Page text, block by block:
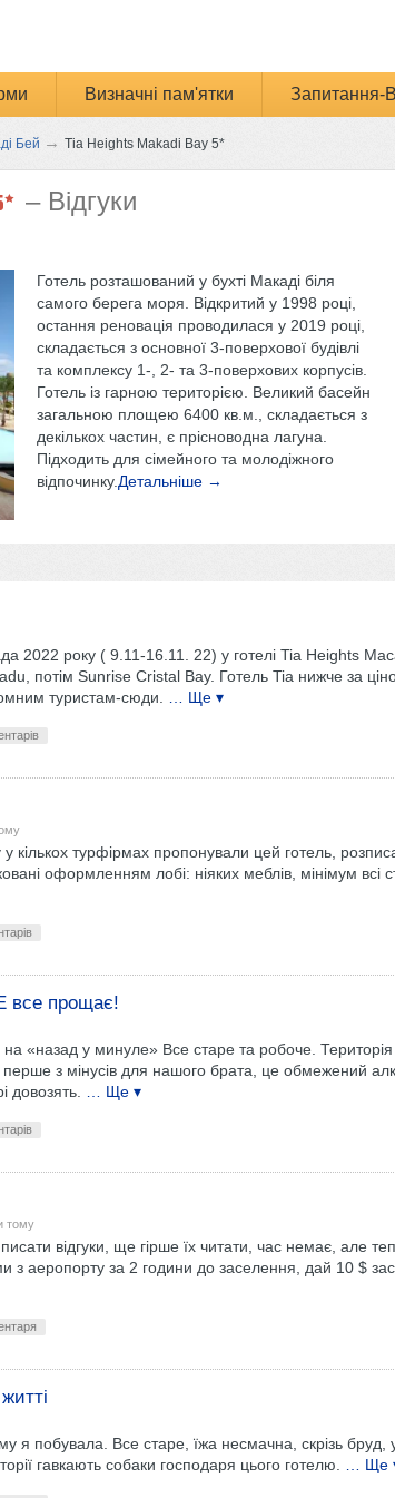
Визначні пам'ятки Запитання-
Бей → Tia Heights Makadi Bay 5*
– Відгуки
Готель розташований у бухті Макаді біля
самого берега моря. Відкритий у 1998 році,
остання реновація проводилася у 2019 році,
складається з основної 3-поверхової будівлі
та комплексу 1-, 2- та 3-поверхових корпусів.
Готель із гарною територією. Великий басейн
загальною площею 6400 кв.м., складається з
декількох частин, є прісноводна лагуна.
Підходить для сімейного та молодіжного
відпочинку. Детальніше →
2022 року ( 9.11-16.11. 22) у готелі Tia Heights
потім Sunrise Cristal Bаy. Готель Tia нижче за
туристам-сюди.
… Ще ▾
у кількох турфірмах пропонували цей готель,
оформленням лобі: ніяких меблів, мінімум всі
все прощає!
на «назад у минуле» Все старе та робоче.
з мінусів для нашого брата, це обмежений
довозять.
… Ще ▾
тому
відгуки, ще гірше їх читати, час немає, але
з аеропорту за 2 години до заселення, дай 10 $
я побувала. Все старе, їжа несмачна, скрізь бруд,
гавкають собаки господаря цього готелю.
… Ще